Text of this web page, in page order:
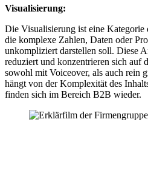
Visualisierung:
Die Visualisierung ist eine
die komplexe Zahlen, Daten oder
unkompliziert darstellen soll. Diese
reduziert und konzentrieren sich auf
sowohl mit Voiceover, als auch rein
hängt von der Komplexität des
finden sich im Bereich B2B wieder.